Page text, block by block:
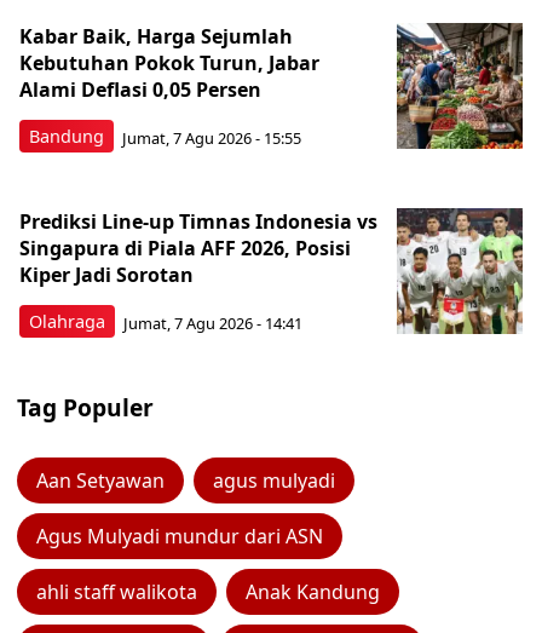
Bandung
Kabar Baik, Harga Sejumlah
Kebutuhan Pokok Turun, Jabar
Alami Deflasi 0,05 Persen
Jumat, 7 Agu 2026 - 15:55
Olahraga
Prediksi Line-up Timnas Indonesia vs
Singapura di Piala AFF 2026, Posisi
Kiper Jadi Sorotan
Jumat, 7 Agu 2026 - 14:41
Tag Populer
Aan Setyawan agus mulyadi
Agus Mulyadi mundur dari ASN
ahli staff walikota Anak Kandung